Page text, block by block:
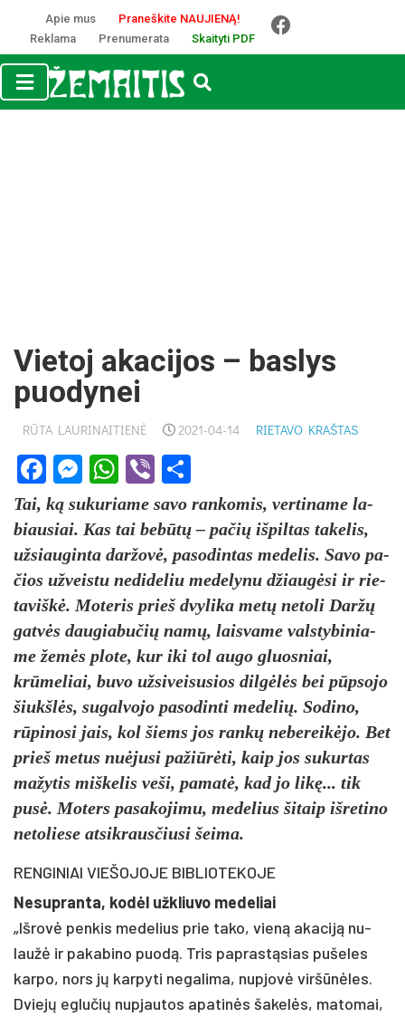
Apie mus
Praneškite NAUJIENĄ!
Reklama
Prenumerata Skaityti PDF
Vietoj akacijos – baslys
puodynei
RŪTA LAURINAITIENĖ 2021-04-14 RIETAVO KRAŠTAS
Facebook
Messenger
WhatsApp
Viber
Tai, ką su­ku­ria­me sa­vo ran­ko­mis, ver­ti­na­me la­
biau­siai. Kas tai be­būtų – pa­čių iš­pil­tas ta­ke­lis,
už­siau­gin­ta dar­žovė, pa­so­din­tas me­de­lis. Sa­vo pa­
čios už­veis­tu ne­di­de­liu me­de­ly­nu džiaugė­si ir rie­
ta­viškė. Mo­te­ris prie­š dvy­li­ka metų ne­to­li Daržų
gatvės dau­gia­bu­čių namų, lais­va­me vals­ty­bi­nia­
me žemės plo­te, kur iki tol au­go gluos­niai,
krūme­liai, bu­vo už­si­vei­su­sios dilgėlės bei pūpso­jo
šiukšlės, su­gal­vo­jo pa­so­din­ti me­de­lių. So­di­no,
rūpi­no­si jais, kol šiems jos rankų ne­be­reikė­jo. Bet
prie­š me­tus nu­ėju­si pa­žiūrė­ti, kaip jos su­kur­tas
ma­žy­tis miš­ke­lis ve­ši, pa­matė, kad jo likę... tik
pusė. Mo­ters pa­sa­ko­ji­mu, me­de­lius ši­taip iš­re­ti­no
ne­to­lie­se at­si­kraus­čiu­si šei­ma.
REN­GI­NIAI VIE­ŠO­JO­JE BIB­LIO­TE­KO­JE
Ne­sup­ran­ta, kodėl užk­liu­vo me­de­liai
„Iš­rovė pen­kis me­de­lius prie ta­ko, vieną aka­ciją nu­
laužė ir pa­ka­bi­no puodą. Tris pa­prastą­sias pu­še­les
kar­po, nors jų kar­py­ti ne­ga­li­ma, nu­pjovė viršūnė­les.
Dviejų eg­lu­čių nu­pjau­tos apa­tinės ša­kelės, ma­to­mai,